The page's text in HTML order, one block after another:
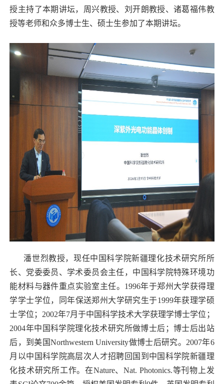
授主持了本期讲坛，周兴教授、刘开朗教授、诸葛福伟教
授等老师和众多博士生、硕士生参加了本期讲坛。
潘世烈教授，现任中国科学院新疆理化技术研究所所
长、党委委员、学术委员会主任，中国科学院特殊环境功
能材料与器件重点实验室主任。 1996年于郑州大学获得理
学学士学位，同年保送郑州大学研究生于1999年获理学硕
士学位； 2002年7月于中国科学技术大学获理学博士学位；
2004年中国科学院理化技术研究所做博士后；博士后出站
后，到美国Northwestern University做博士后研究。 2007年6
月以中国科学院高层次人才招聘回国到中国科学院新疆理
化技术研究所工作。在Nature、Nat. Photonics.等刊物上发